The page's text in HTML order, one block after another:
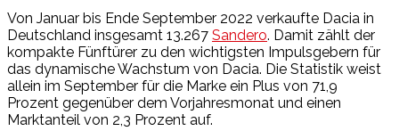
Von Januar bis Ende September 2022 verkaufte Dacia in
Deutschland insgesamt 13.267 Sandero. Damit zählt der
kompakte Fünftürer zu den wichtigsten Impulsgebern für
das dynamische Wachstum von Dacia. Die Statistik weist
allein im September für die Marke ein Plus von 71,9
Prozent gegenüber dem Vorjahresmonat und einen
Marktanteil von 2,3 Prozent auf.